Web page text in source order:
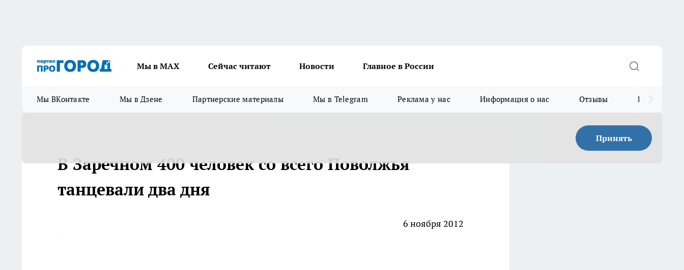
Мы в МАХ Сейчас читают Новости Главное в России
Мы ВКонтакте Мы в Дзене Партнерские материалы Мы в Telegram Реклама у нас Информация о нас Отзывы Прайс для
Принять
В Заречном 400 человек со всего Поволжья
танцевали два дня
6 ноября 2012